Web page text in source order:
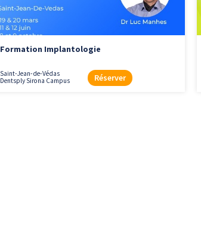
Formation Implantologie
Saint-Jean-de-Védas
Dentsply Sirona Campus
Réserver